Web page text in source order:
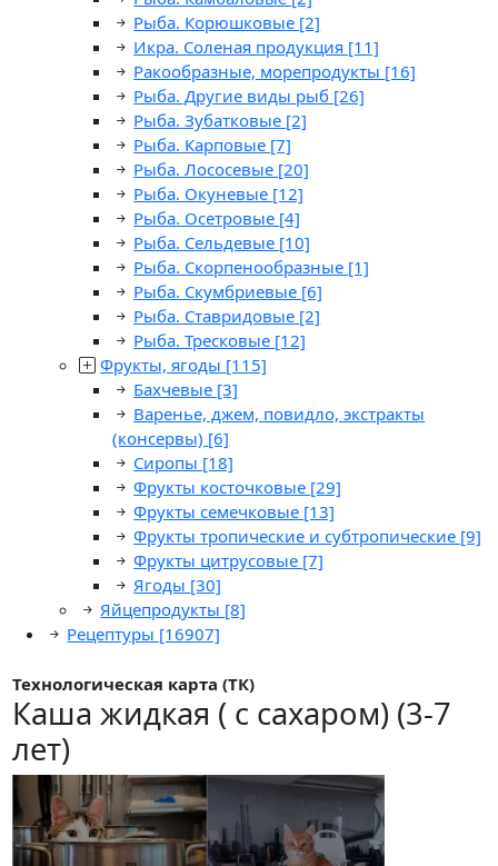
Рыба. Корюшковые [2]
Икра. Соленая продукция [11]
Ракообразные, морепродукты [16]
Рыба. Другие виды рыб [26]
Рыба. Зубатковые [2]
Рыба. Карповые [7]
Рыба. Лососевые [20]
Рыба. Окуневые [12]
Рыба. Осетровые [4]
Рыба. Сельдевые [10]
Рыба. Скорпенообразные [1]
Рыба. Скумбриевые [6]
Рыба. Ставридовые [2]
Рыба. Тресковые [12]
Фрукты, ягоды [115]
Бахчевые [3]
Варенье, джем, повидло, экстракты
(консервы) [6]
Сиропы [18]
Фрукты косточковые [29]
Фрукты семечковые [13]
Фрукты тропические и субтропические [9]
Фрукты цитрусовые [7]
Ягоды [30]
Яйцепродукты [8]
Рецептуры [16907]
Технологическая карта (ТК)
Каша жидкая ( с сахаром) (3-7
лет)